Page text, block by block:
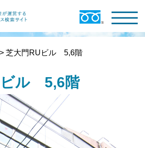
> 芝大門RUビル 5,6階
ビル 5,6階